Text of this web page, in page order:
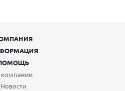
Новости